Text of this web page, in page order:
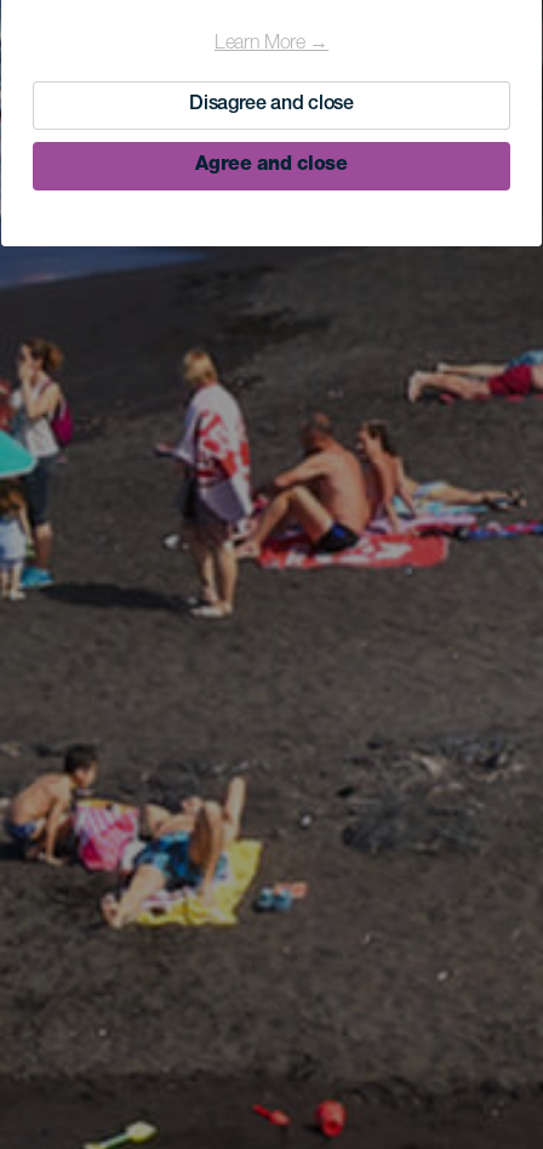
Learn More →
Disagree and close
Agree and close